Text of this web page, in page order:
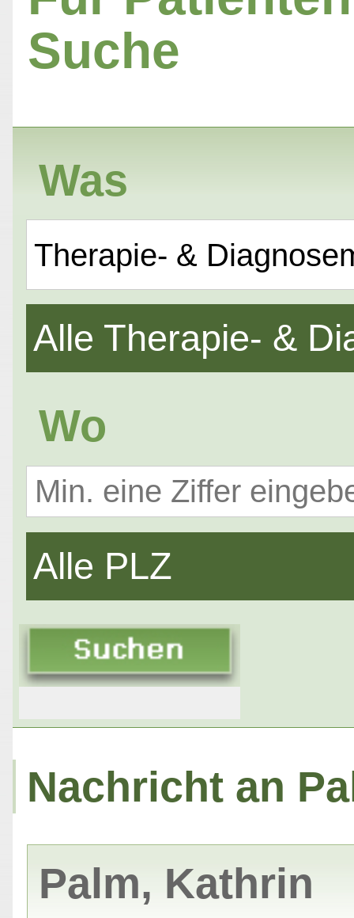
Suche
Was
Therapie- &
Alle Therapie- &
Wo
Alle PLZ
Nachricht an
Palm, Kathrin